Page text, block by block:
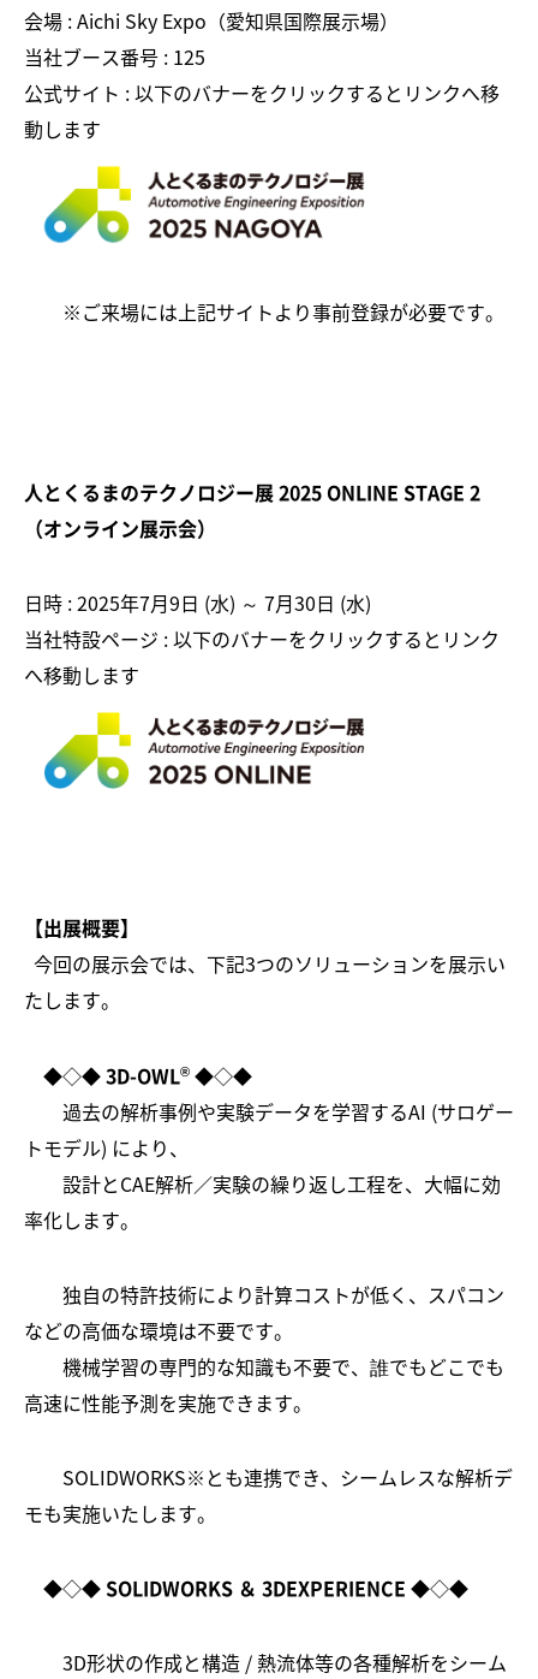
会場 : Aichi Sky Expo（愛知県国際展示場）
当社ブース番号 : 125
公式サイト : 以下のバナーをクリックするとリンクへ移
動します
※ご来場には上記サイトより事前登録が必要です。
人とくるまのテクノロジー展2025 ONLINE STAGE 2
（オンライン展示会）
日時 : 2025年7月9日 (水) ～ 7月30日 (水)
当社特設ページ : 以下のバナーをクリックするとリンク
へ移動します
【出展概要】
今回の展示会では、下記3つのソリューションを展示い
たします。
◆◇◆3D-OWL® ◆◇◆
過去の解析事例や実験データを学習するAI (サロゲー
トモデル) により、
設計とCAE解析／実験の繰り返し工程を、大幅に効
率化します。
独自の特許技術により計算コストが低く、スパコン
などの高価な環境は不要です。
機械学習の専門的な知識も不要で、誰でもどこでも
高速に性能予測を実施できます。
SOLIDWORKS※とも連携でき、シームレスな解析デ
モも実施いたします。
◆◇◆SOLIDWORKS ＆ 3DEXPERIENCE ◆◇◆
3D形状の作成と構造 / 熱流体等の各種解析をシーム